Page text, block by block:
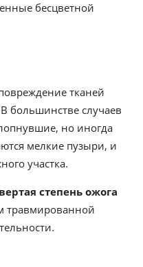
бесцветной
тканей
большинстве случаев
но иногда
мелкие пузыри, и
участка.
степень ожога
травмированной